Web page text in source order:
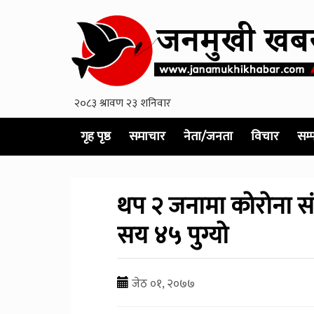
गृह पृष्ठ समाचार नेता/जनता विचार
थप २ जनामा कोरोना
सय ४५ पुग्यो
जेठ ०१, २०७७